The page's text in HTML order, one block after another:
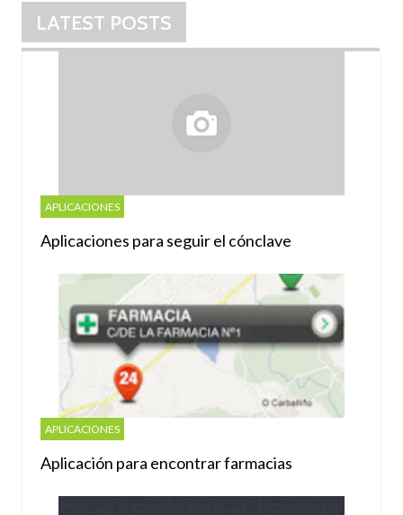
LATEST POSTS
APLICACIONES
Aplicaciones para seguir el cónclave
APLICACIONES
Aplicación para encontrar farmacias